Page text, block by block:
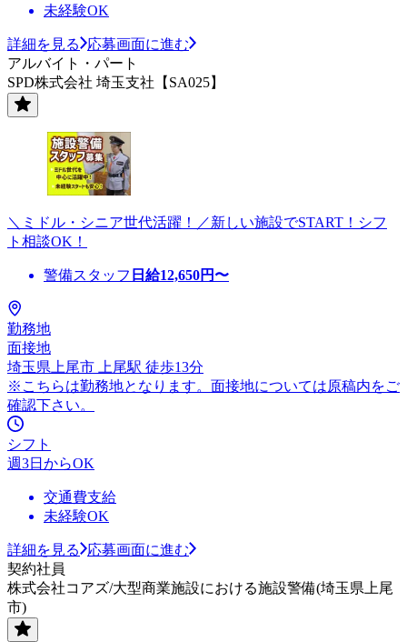
未経験OK
詳細を見る
応募画面に進む
アルバイト・パート
SPD株式会社 埼玉支社【SA025】
＼ミドル・シニア世代活躍！／新しい施設でSTART！シフ
ト相談OK！
警備スタッフ 日給12,650円〜
勤務地
面接地
埼玉県上尾市 上尾駅 徒歩13分
※こちらは勤務地となります。面接地については原稿内をご
確認下さい。
シフト
週3日からOK
交通費支給
未経験OK
詳細を見る
応募画面に進む
契約社員
株式会社コアズ/大型商業施設における施設警備(埼玉県上尾
市)